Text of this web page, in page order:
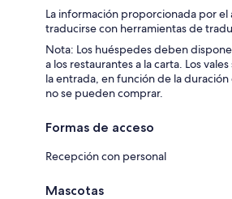
La información proporcionada por
traducirse con herramientas de
Nota: Los huéspedes deben
a los restaurantes a la carta. Los
la entrada, en función de la duración
no se pueden comprar.
Formas de acceso
Recepción con personal
Mascotas